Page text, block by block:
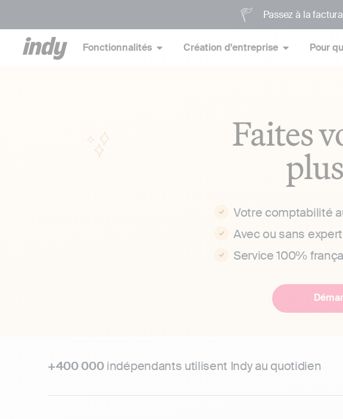
Passez à la
Fonctionnalités Création d'entreprise Pour
Faites
Votre comptabilité
Avec ou sans
Service 100%
+400 000indépendants utilisent Indy au quotidien